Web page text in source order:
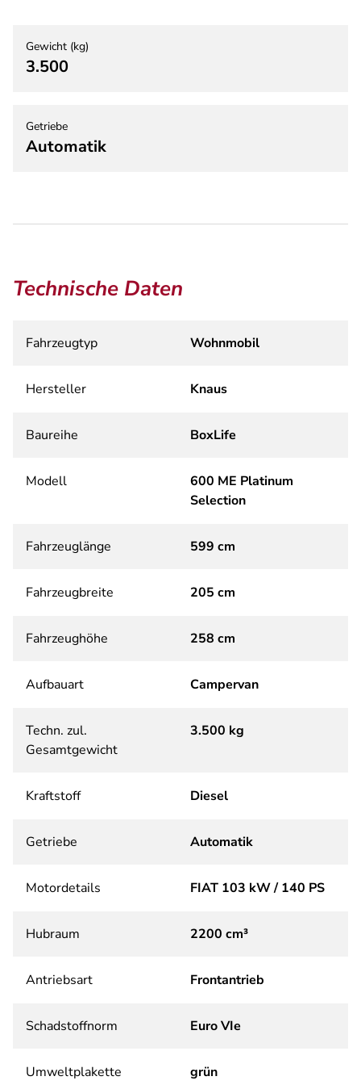
Gewicht (kg)
3.500
Getriebe
Automatik
Technische Daten
Fahrzeugtyp Wohnmobil
Hersteller Knaus
Baureihe BoxLife
Modell
600 ME Platinum
Selection
Fahrzeuglänge 599 cm
Fahrzeugbreite 205 cm
Fahrzeughöhe 258 cm
Aufbauart Campervan
Techn. zul.
Gesamtgewicht
3.500 kg
Kraftstoff Diesel
Getriebe Automatik
Motordetails FIAT 103 kW / 140 PS
Hubraum 2200 cm³
Antriebsart Frontantrieb
Schadstoffnorm Euro VIe
Umweltplakette grün